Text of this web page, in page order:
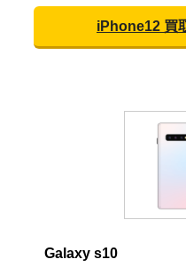
iPhone12 買
Galaxy s10